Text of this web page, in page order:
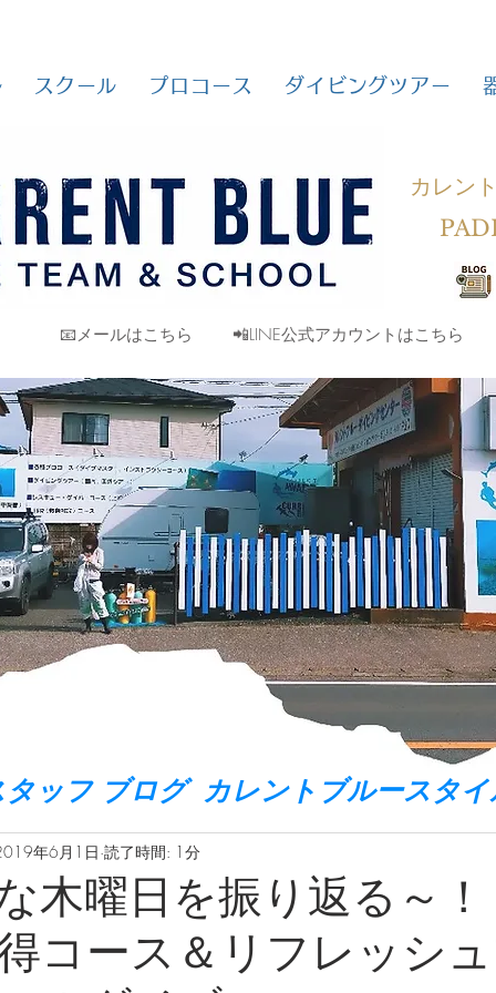
スクール プロコース ダイビングツアー
カレン
📧メールはこちら 📲LINE公式アカウントはこちら
タッフ ブログ カレントブルースタイ
木曜日を振り返る～！
コース＆リフレッシ
年6月1日 読了時間: 1分